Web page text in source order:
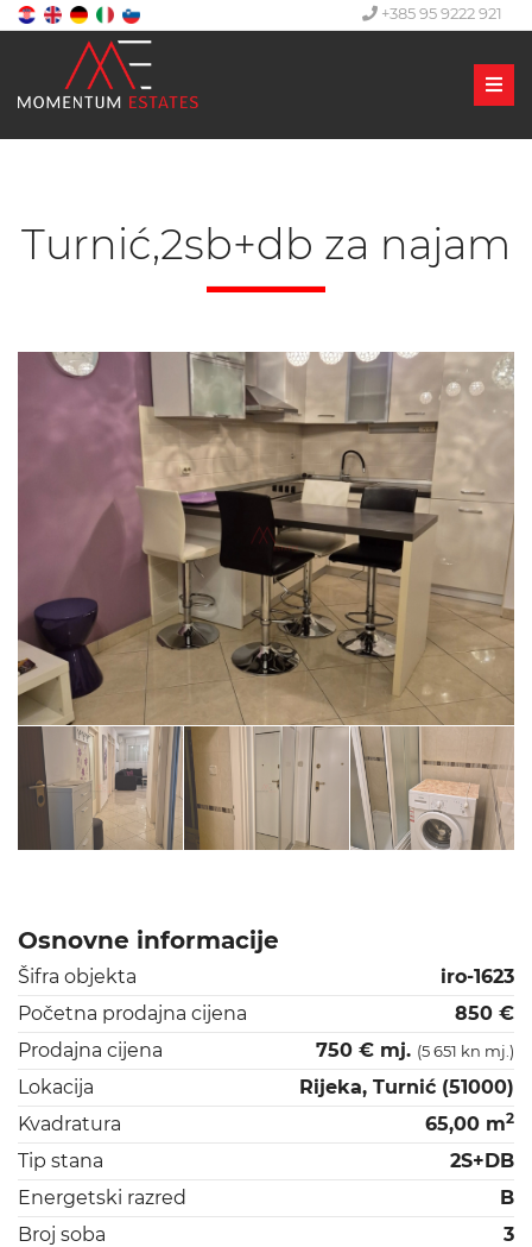
+385 95 9222 921
Turnić,2sb+db za najam
Osnovne informacije
Šifra objekta
iro-1623
Početna prodajna cijena
850 €
Prodajna cijena
750 € mj. (5 651 kn mj.)
Lokacija
Rijeka, Turnić (51000)
Kvadratura
65,00 m2
Tip stana
2S+DB
Energetski razred
B
Broj soba
3